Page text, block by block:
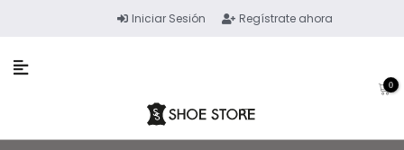
Iniciar Sesión Regístrate ahora
0